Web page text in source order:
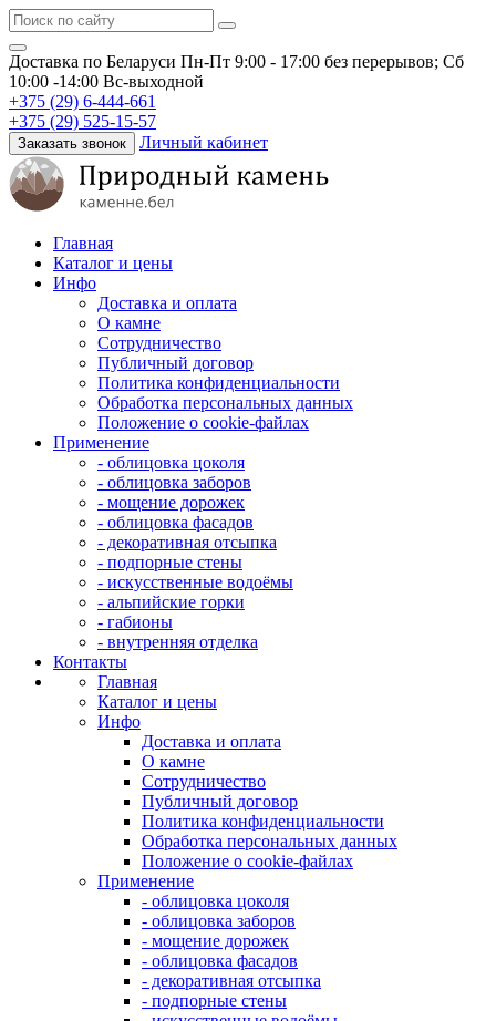
Доставка по Беларуси Пн-Пт 9:00 - 17:00 без перерывов; Сб
10:00 -14:00 Вс-выходной
+375 (29) 6-444-661
+375 (29) 525-15-57
Заказать звонок Личный кабинет
Главная
Каталог и цены
Инфо
Доставка и оплата
О камне
Сотрудничество
Публичный договор
Политика конфиденциальности
Обработка персональных данных
Положение о cookie-файлах
Применение
- облицовка цоколя
- облицовка заборов
- мощение дорожек
- облицовка фасадов
- декоративная отсыпка
- подпорные стены
- искусственные водоёмы
- альпийские горки
- габионы
- внутренняя отделка
Контакты
Главная
Каталог и цены
Инфо
Доставка и оплата
О камне
Сотрудничество
Публичный договор
Политика конфиденциальности
Обработка персональных данных
Положение о cookie-файлах
Применение
- облицовка цоколя
- облицовка заборов
- мощение дорожек
- облицовка фасадов
- декоративная отсыпка
- подпорные стены